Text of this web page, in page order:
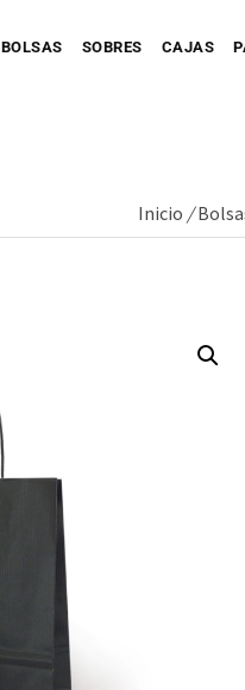
BOLSAS SOBRES
Personaliza tu
CAJAS
Inicio /